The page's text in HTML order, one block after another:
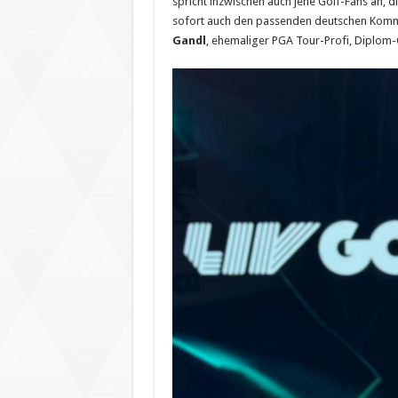
sofort auch den passenden deutschen
Gandl , ehemaliger PGA Tour-Profi,